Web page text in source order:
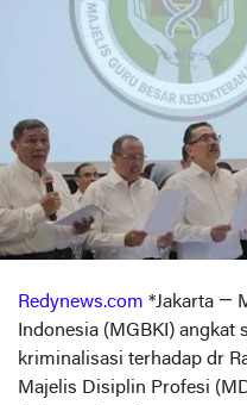
Redynews.com *Jakarta —
Indonesia (MGBKI) angkat
kriminalisasi terhadap dr
Majelis Disiplin Profesi